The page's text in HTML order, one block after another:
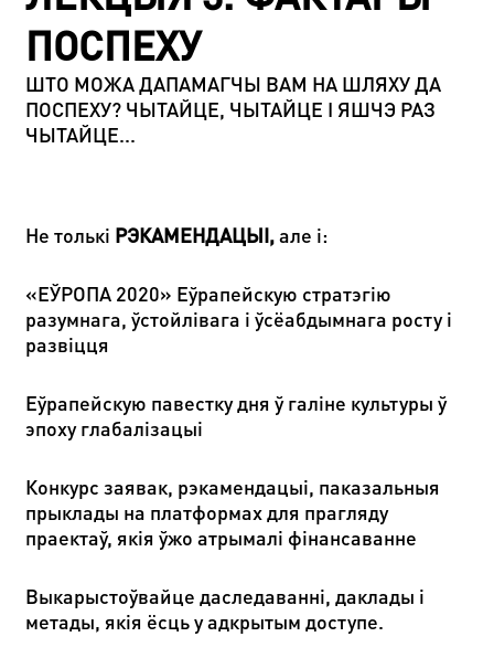
ПОСПЕХУ
ШТО МОЖА ДАПАМАГЧЫ ВАМ НА ШЛЯХУ ДА
ПОСПЕХУ? ЧЫТАЙЦЕ, ЧЫТАЙЦЕ І ЯШЧЭ РАЗ
ЧЫТАЙЦЕ...
Не толькі РЭКАМЕНДАЦЫІ,але і:
«ЕЎРОПА 2020» Еўрапейскую стратэгію
разумнага, ўстойлівага і ўсёабдымнага росту і
развіцця
Еўрапейскую павестку дня ў галіне культуры ў
эпоху глабалізацыі
Конкурс заявак, рэкамендацыі, паказальныя
прыклады на платформах для прагляду
праектаў, якія ўжо атрымалі фінансаванне
Выкарыстоўвайце даследаванні, даклады і
метады, якія ёсць у адкрытым доступе.